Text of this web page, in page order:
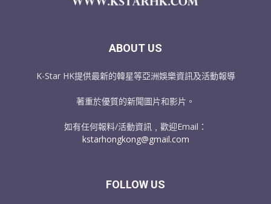
ABOUT US
K-Star HK提供最新的韓星等亞洲娛樂資訊及活動報導
著重於優質的新聞圖片和影片。
如有任何報料/活動資訊﹐歡迎Email：
kstarhongkong@gmail.com
FOLLOW US